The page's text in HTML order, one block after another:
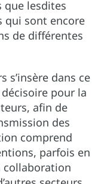
que lesdites
qui sont encore
de différentes
s’insère dans ce
pour la
afin de
des
comprend
parfois en
collaboration